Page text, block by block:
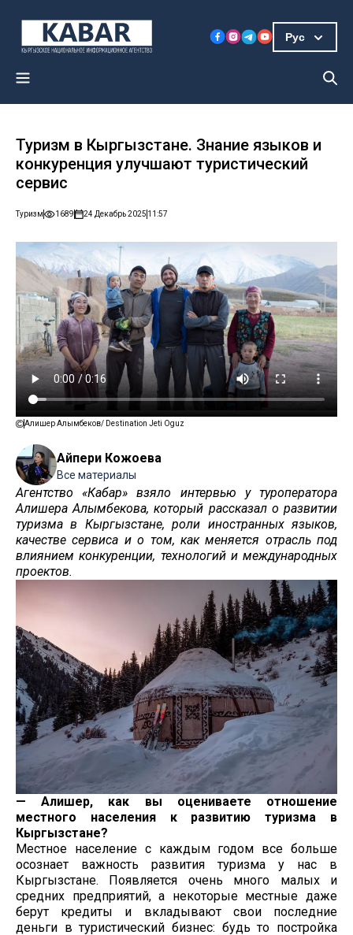
Рус
Туризм в Кыргызстане. Знание языков и
конкуренция улучшают туристический
сервис
Туризм 1689 24 Декабрь 2025 11:57
Алишер Алымбеков/ Destination Jeti Oguz
Айпери Кожоева
Все материалы
Агентство «Кабар» взяло интервью у туроператора
Алишера Алымбекова, который рассказал о развитии
туризма в Кыргызстане, роли иностранных языков,
качестве сервиса и о том, как меняется отрасль под
влиянием конкуренции, технологий и международных
проектов.
— Алишер, как вы оцениваете отношение
местного населения к развитию туризма в
Кыргызстане?
Местное население с каждым годом все больше
осознает важность развития туризма у нас в
Кыргызстане. Появляется очень много малых и
средних предприятий, а некоторые местные даже
берут кредиты и вкладывают свои последние
деньги в туристический бизнес: будь то постройка